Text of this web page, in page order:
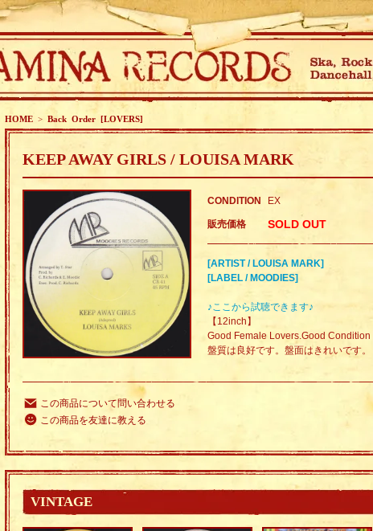
HOME > Back Order [LOVERS]
KEEP AWAY GIRLS / LOUISA MARK
CONDITION EX
販売価格 SOLD OUT
[ARTIST / LOUISA MARK]
[LABEL / MOODIES]
♪ここから試聴できます♪
【12inch】
Good Female Lovers.Good Condition
盤質は良好です。盤面はきれいです。
この商品について問い合わせる
この商品を友達に教える
VINTAGE